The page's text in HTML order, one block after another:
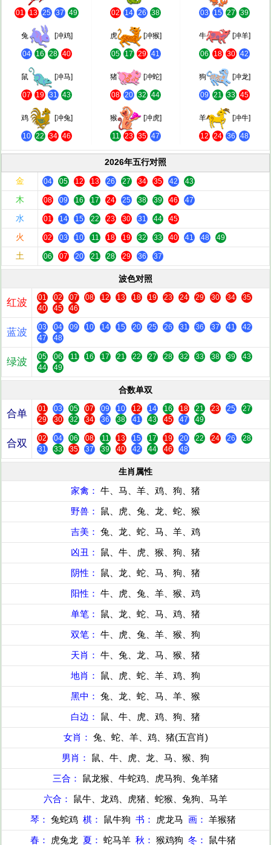
01 13 25 37 49 02 14 26 38 03 15 27 39
兔 [冲鸡]
04 16 28 40
虎 [冲猴]
05 17 29 41
牛 [冲羊]
06 18 30 42
鼠 [冲马]
07 19 31 43
猪 [冲蛇]
08 20 32 44
狗 [冲龙]
09 21 33 45
鸡 [冲兔]
10 22 34 46
猴 [冲虎]
11 23 35 47
羊 [冲牛]
12 24 36 48
2026年五行对照
金
04 05 12 13 26 27 34 35 42 43
木 08 09 16 17 24 25 38 39 46 47
水 01 14 15 22 23 30 31 44 45
火 02 03 10 11 18 19 32 33 40 41 48 49
土 06 07 20 21 28 29 36 37
波色对照
红波 01 02 07 08 12 13 18 19 23 24 29 30 34
35
40
45 46
蓝波 03 04 09 10 14 15 20 25 26 31 36 37 41
42
47
48
绿波 05 06 11 16 17 21 22 27 28 32 33 38 39
43
44
49
合数单双
合单 01 03 05 07 09 10 12 14 16 18 21 23 25
27
29
30 32 34 36 38 41 43 45 47 49
合双 02 04 06 08 11 13 15 17 19 20 22 24 26
28
31
33 35 37 39 40 42 44 46 48
生肖属性
家禽： 牛、马、羊、鸡、狗、猪
野兽： 鼠、虎、兔、龙、蛇、猴
吉美： 兔、龙、蛇、马、羊、鸡
凶丑： 鼠、牛、虎、猴、狗、猪
阴性： 鼠、龙、蛇、马、狗、猪
阳性： 牛、虎、兔、羊、猴、鸡
单笔： 鼠、龙、蛇、马、鸡、猪
双笔： 牛、虎、兔、羊、猴、狗
天肖： 牛、兔、龙、马、猴、猪
地肖： 鼠、虎、蛇、羊、鸡、狗
黑中： 兔、龙、蛇、马、羊、猴
白边： 鼠、牛、虎、鸡、狗、猪
女肖： 兔、蛇、羊、鸡、猪(五宫肖)
男肖： 鼠、牛、虎、龙、马、猴、狗
三合： 鼠龙猴、牛蛇鸡、虎马狗、兔羊猪
六合： 鼠牛、龙鸡、虎猪、蛇猴、兔狗、马羊
琴： 兔蛇鸡 棋： 鼠牛狗 书： 虎龙马 画： 羊猴猪
春：
虎兔龙 夏： 蛇马羊 秋： 猴鸡狗 冬： 鼠牛猪